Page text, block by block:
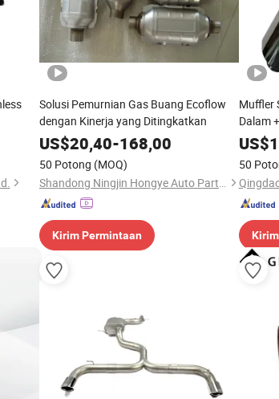
Solusi Pemurnian Gas Buang Ecoflow
dengan Kinerja yang Ditingkatkan
US$20,40-168,00
50 Potong (MOQ)
Shandong Ningjin Hongye Auto Parts Co., Ltd.
Kirim Permintaan
Muffler
Dalam
Pasang
Kinerja
US$
50